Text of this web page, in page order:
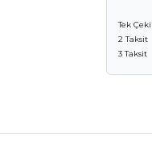
Tek
2 Taksit
3 Taksit